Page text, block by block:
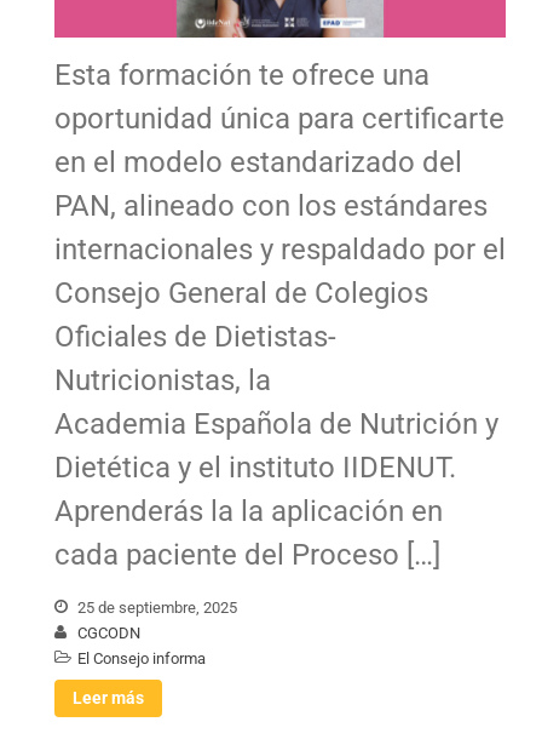
Esta formación te ofrece una
oportunidad única para certificarte
en el modelo estandarizado del
PAN, alineado con los estándares
internacionales y respaldado por el
Consejo General de Colegios
Oficiales de Dietistas-
Nutricionistas, la
Academia Española de Nutrición y
Dietética y el instituto IIDENUT.
Aprenderás la la aplicación en
cada paciente del Proceso […]
25 de septiembre, 2025
CGCODN
El Consejo informa
Leer más